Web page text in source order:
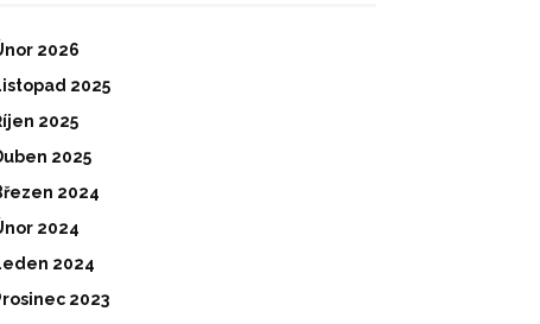
2026
2025
2025
2025
2024
2024
2024
2023